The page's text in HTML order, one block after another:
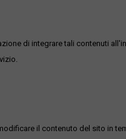
di integrare tali contenuti
il contenuto del sito in